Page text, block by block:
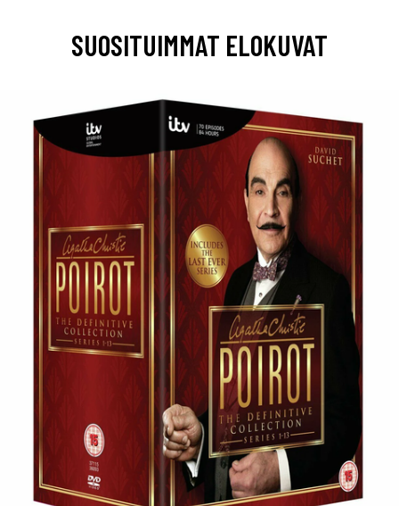
SUOSITUIMMAT ELOKUVAT